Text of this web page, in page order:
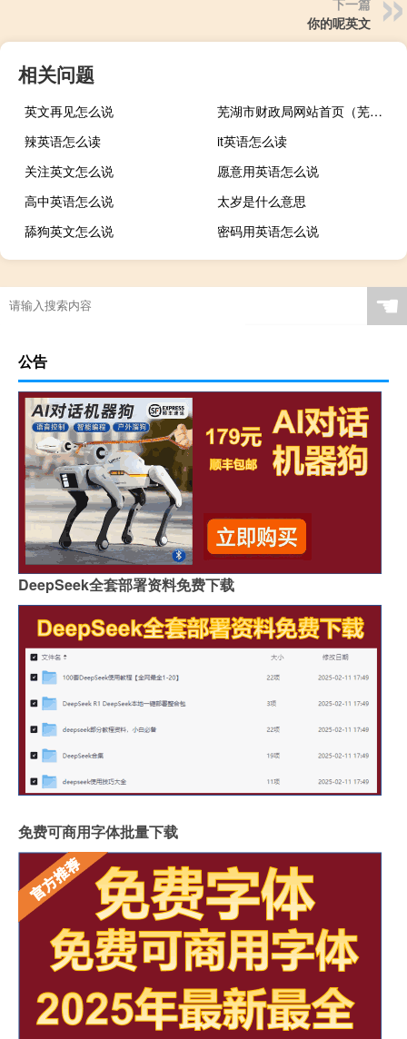
你的呢英文
相关问题
英文再见怎么说
芜湖市财政局网站首页（芜湖市财政局）
辣英语怎么读
it英语怎么读
关注英文怎么说
愿意用英语怎么说
高中英语怎么说
太岁是什么意思
舔狗英文怎么说
密码用英语怎么说
☚
公告
DeepSeek全套部署资料免费下载
免费可商用字体批量下载